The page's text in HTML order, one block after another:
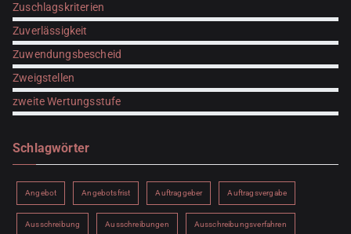
Zuschlagskriterien
Zuverlässigkeit
Zuwendungsbescheid
Zweigstellen
zweite Wertungsstufe
Schlagwörter
Angebot Angebotsfrist Auftraggeber Auftragsvergabe
Ausschreibung Ausschreibungen Ausschreibungsverfahren